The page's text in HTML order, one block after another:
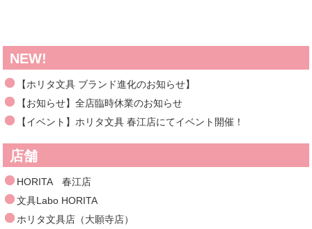
NEW!
【ホリタ文具 ブランド進化のお知らせ】
【お知らせ】全店臨時休業のお知らせ
【イベント】ホリタ文具 春江店にてイベント開催！
店舗
HORITA 春江店
文具Labo HORITA
ホリタ文具店（大願寺店）